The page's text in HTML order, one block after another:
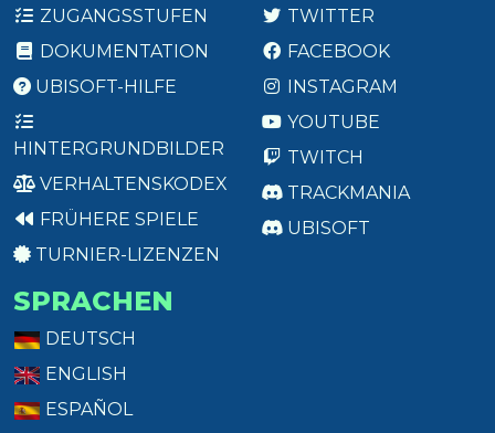
ZUGANGSSTUFEN
DOKUMENTATION
UBISOFT-HILFE
HINTERGRUNDBILDER
VERHALTENSKODEX
FRÜHERE SPIELE
TURNIER-LIZENZEN
TWITTER
FACEBOOK
INSTAGRAM
YOUTUBE
TWITCH
TRACKMANIA
UBISOFT
SPRACHEN
DEUTSCH
ENGLISH
ESPAÑOL